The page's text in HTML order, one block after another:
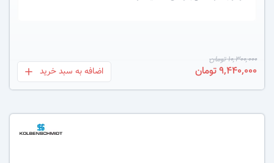
10,300,000 تومان
9,440,000 تومان بعلاوه
اضافه به سبد خرید